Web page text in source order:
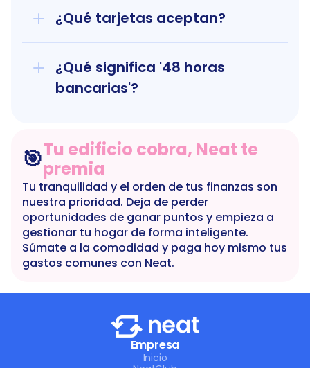
¿Qué tarjetas aceptan?
¿Qué significa '48 horas
bancarias'?
🎯Tu edificio cobra, Neat te
premia
Tu tranquilidad y el orden de tus finanzas son
nuestra prioridad. Deja de perder
oportunidades de ganar puntos y empieza a
gestionar tu hogar de forma inteligente.
Súmate a la comodidad y paga hoy mismo tus
gastos comunes con Neat.
Empresa
Inicio